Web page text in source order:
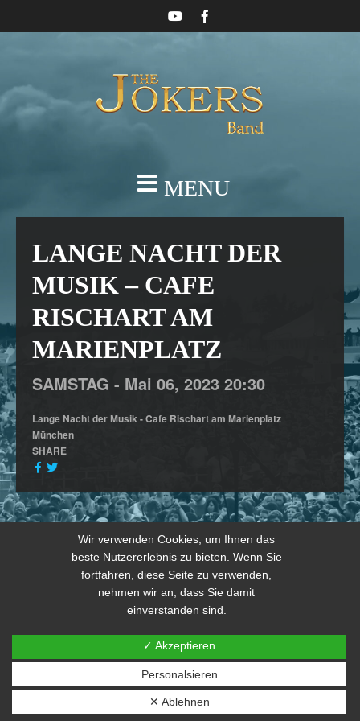
MENU
LANGE NACHT DER
MUSIK – CAFE
RISCHART AM
MARIENPLATZ
SAMSTAG - Mai 06, 2023 20:30
Lange Nacht der Musik - Cafe Rischart am Marienplatz
München
SHARE
© 2026 copyright by THE JOKERS 2024
Wir verwenden Cookies, um Ihnen das
beste Nutzererlebnis zu bieten. Wenn Sie
fortfahren, diese Seite zu verwenden,
nehmen wir an, dass Sie damit
einverstanden sind.
✓ Akzeptieren
Personalsieren
✕ Ablehnen